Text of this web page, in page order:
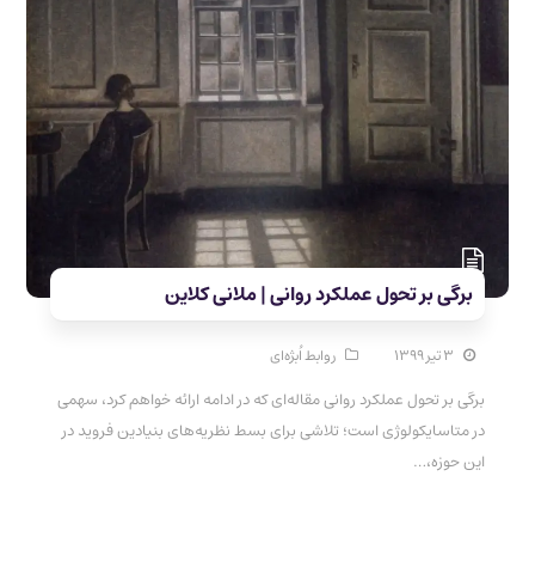
برگی بر تحول عملکرد روانی | ملانی کلاین
۳ تیر ۱۳۹۹ روابط اُبژه‌ای
برگی بر تحول عملکرد روانی مقاله‌ای که در ادامه ارائه خواهم کرد، سهمی
در متاسایکولوژی است؛ تلاشی برای بسط نظریه‌های بنیادین فروید در
این حوزه،…